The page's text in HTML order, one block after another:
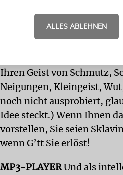
Putzen als spirituelle
Ihren Geist von Schmutz,
Neigungen, Kleingeist,
noch nicht ausprobiert,
Idee steckt.) Wenn Ihnen
vorstellen, Sie seien
wenn G’tt Sie erlöst!
MP3-PLAYERUnd als
ALLES ABLEHNEN